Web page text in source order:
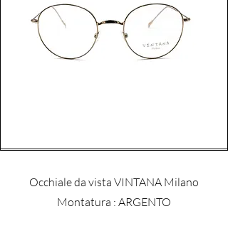
Occhiale da vista VINTANA Milano
​Montatura : ARGENTO